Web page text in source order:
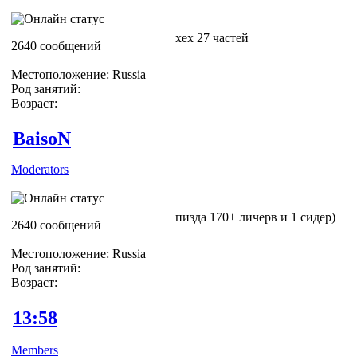
2640 сообщений
Местоположение: Russia
Род занятий:
Возраст:
хех 27 частей
BaisoN
Moderators
2640 сообщений
Местоположение: Russia
Род занятий:
Возраст:
пизда 170+ личерв и 1 сидер)
13:58
Members